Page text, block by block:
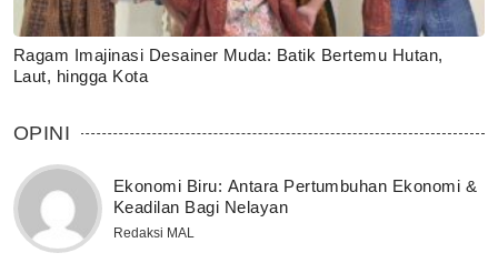
Ragam Imajinasi Desainer Muda: Batik Bertemu Hutan,
Laut, hingga Kota
OPINI
Ekonomi Biru: Antara Pertumbuhan Ekonomi &
Keadilan Bagi Nelayan
Redaksi MAL